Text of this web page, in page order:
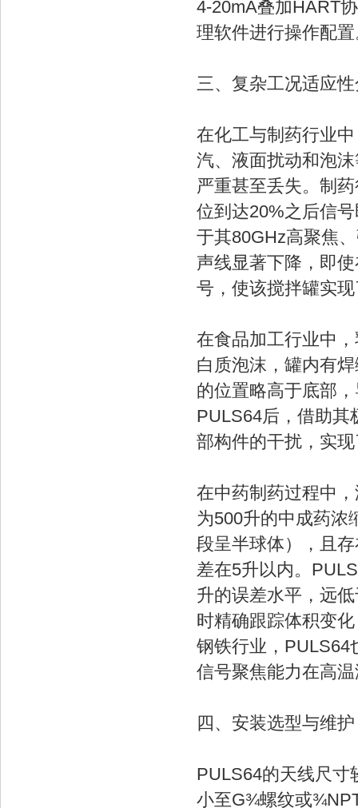
4-20mA叠加HART
理软件进行操作配
三、复杂工况适应
在化工与制药行业
汽、液面扰动和泡
严重甚至丢失。制
位到达20%之后信
于其80GHz高聚焦
声线显著下降，即
号，使该搅拌罐实
在食品加工行业中
白质泡沫，罐内有
的位置略高于底部
PULS64后，借助其
部构件的干扰，实
在中药制药过程中
为500升的中成药浓
段呈半球体），且
差在5升以内。
升的误差水平，远
时精确跟踪体积变
钢铁行业，PULS64
信号聚焦能力在高
四、安装选型与维护
PULS64的天线尺寸
小至G¾螺纹或